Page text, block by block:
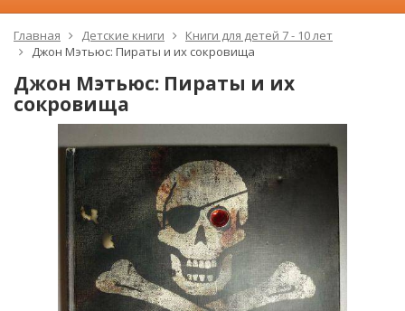
Главная Детские книги
Книги для детей 7 - 10 лет
Джон Мэтьюс: Пираты и их сокровища
Джон Мэтьюс: Пираты и их
сокровища